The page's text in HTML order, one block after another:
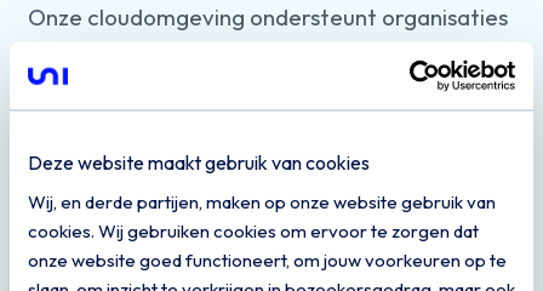
Deze website maakt gebruik van cookies
Wij, en derde partijen, maken op onze website gebruik van
cookies. Wij gebruiken cookies om ervoor te zorgen dat
onze website goed functioneert, om jouw voorkeuren op te
Onze cloudomgeving ondersteunt organisaties
bijhetdigitaliserenenverbeterenvanhun
processen.
Meer zekerheid in je